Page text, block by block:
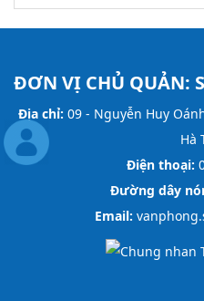
ĐƠN VỊ CHỦ QUẢN:
Địa chỉ: 09 - Nguyễn Huy
Hà
Điện thoại:
Đường dây
Email: